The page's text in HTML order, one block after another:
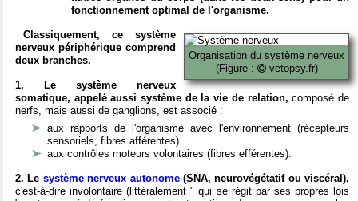
fonctionnement optimal de l'organisme.
Organisation du système nerveux
(Figure :
vetopsy.fr)
Classiquement, ce système
nerveux périphérique comprend
deux branches.
1. Le système nerveux
somatique, appelé aussi système de la vie de relation, composé de
nerfs, mais aussi de ganglions, est associé :
aux rapports de l'organisme avec l'environnement (récepteurs
sensoriels, fibres afférentes)
aux contrôles moteurs volontaires (fibres efférentes).
2. Le système nerveux autonome(SNA, neurovégétatif ou viscéral),
c'est-à-dire involontaire (littéralement " qui se régit par ses propres lois